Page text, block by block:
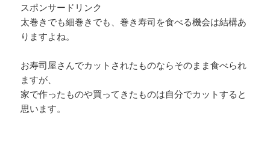
スポンサードリンク
太巻きでも細巻きでも、巻き寿司を食べる機会は結構あ
りますよね。
お寿司屋さんでカットされたものならそのまま食べられ
ますが、
家で作ったものや買ってきたものは自分でカットすると
思います。